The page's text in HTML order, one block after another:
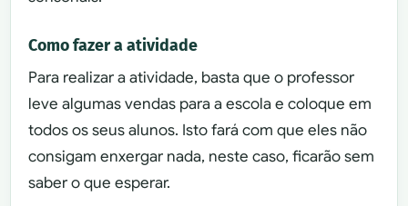
Como fazer a atividade
Para realizar a atividade, basta que o professor
leve algumas vendas para a escola e coloque em
todos os seus alunos. Isto fará com que eles não
consigam enxergar nada, neste caso, ficarão sem
saber o que esperar.